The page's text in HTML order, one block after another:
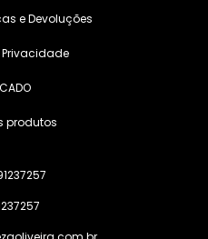
e Devoluções
produtos